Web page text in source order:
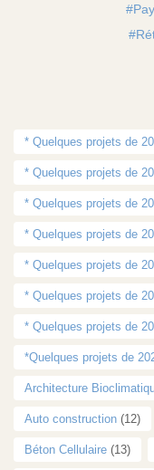
* Quelques projets de
* Quelques projets de
* Quelques projets de
* Quelques projets de
* Quelques projets de
* Quelques projets de
* Quelques projets de
*Quelques projets de
Architecture
Auto construction (12)
Béton Cellulaire (13)